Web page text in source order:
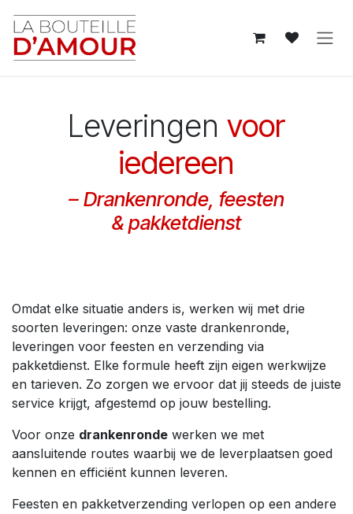
Leveringen voor
iedereen
– Drankenronde, feesten
& pakketdienst
Omdat elke situatie anders is, werken wij met drie
soorten leveringen: onze vaste drankenronde,
leveringen voor feesten en verzending via
pakketdienst. Elke formule heeft zijn eigen werkwijze
en tarieven. Zo zorgen we ervoor dat jij steeds de juiste
service krijgt, afgestemd op jouw bestelling.
Voor onze drankenronde werken we met
aansluitende routes waarbij we de leverplaatsen goed
kennen en efficiënt kunnen leveren.
Feesten en pakketverzending verlopen op een andere